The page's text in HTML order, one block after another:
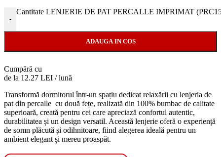
-
Cantitate LENJERIE DE PAT PERCALLE IMPRIMAT
ADAUGA IN COS
Cumpără cu
de la 12.27 LEI / lună
Transformă dormitorul într-un spațiu dedicat relaxării cu lenjeria de
pat din percalle cu două fețe, realizată din 100% bumbac de calitate
superioară, creată pentru cei care apreciază confortul autentic,
durabilitatea și un design versatil. Această lenjerie oferă o experiență
de somn plăcută și odihnitoare, fiind alegerea ideală pentru un
ambient elegant și mereu proaspăt.